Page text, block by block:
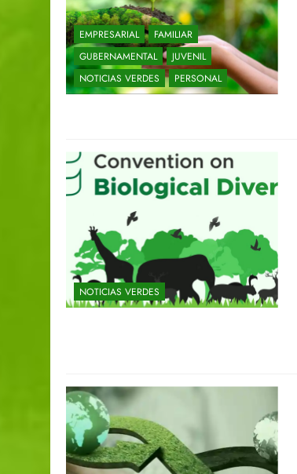
EMPRESARIAL
FAMILIAR
GUBERNAMENTAL
JUVENIL
NOTICIAS VERDES
PERSONAL
NOTICIAS VERDES